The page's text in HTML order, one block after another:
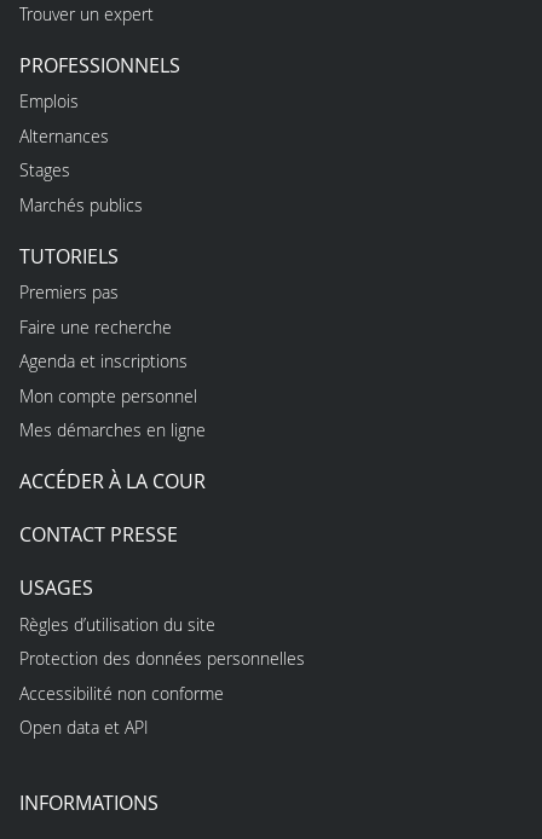
Trouver un expert
PROFESSIONNELS
Emplois
Alternances
Stages
Marchés publics
TUTORIELS
Premiers pas
Faire une recherche
Agenda et inscriptions
Mon compte personnel
Mes démarches en ligne
ACCÉDER À LA COUR
CONTACT PRESSE
USAGES
Règles d’utilisation du site
Protection des données personnelles
Accessibilité non conforme
Open data et API
INFORMATIONS